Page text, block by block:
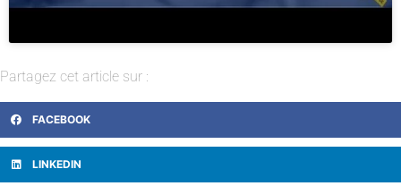
Partagez cet article sur :
FACEBOOK
LINKEDIN